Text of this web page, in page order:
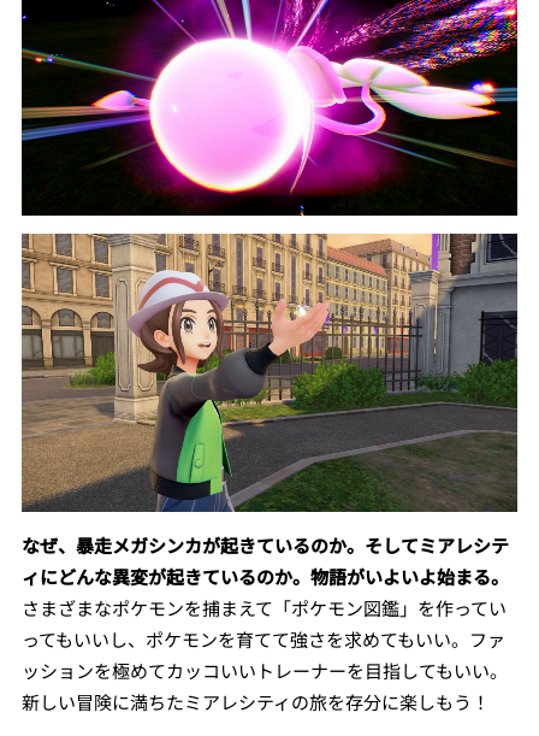
なぜ、暴走メガシンカが起きているのか。そしてミアレシテ
ィにどんな異変が起きているのか。物語がいよいよ始まる。
さまざまなポケモンを捕まえて「ポケモン図鑑」を作ってい
ってもいいし、ポケモンを育てて強さを求めてもいい。ファ
ッションを極めてカッコいいトレーナーを目指してもいい。
新しい冒険に満ちたミアレシティの旅を存分に楽しもう！